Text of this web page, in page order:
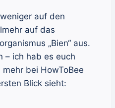
auf den
auf das
„Bien“ aus.
– ich hab es euch
bei HowToBee
Blick sieht: